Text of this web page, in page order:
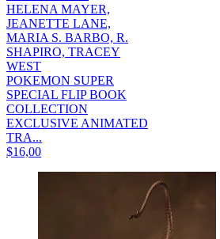
HELENA MAYER,
JEANETTE LANE,
MARIA S. BARBO, R.
SHAPIRO, TRACEY
WEST
POKEMON SUPER
SPECIAL FLIP BOOK
COLLECTION
EXCLUSIVE ANIMATED
TRA...
$16,00